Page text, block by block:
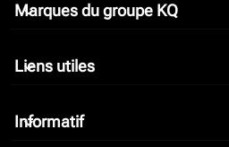
Marques du groupe KQ
keyboard_arrow_down
Liens utiles
keyboard_arrow_down
Informatif
keyboard_arrow_down